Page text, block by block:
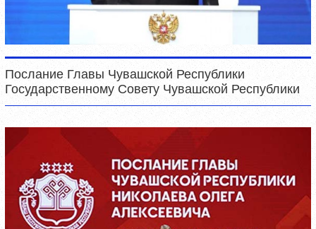
Послание Главы Чувашской Республики
Государственному Совету Чувашской Республики